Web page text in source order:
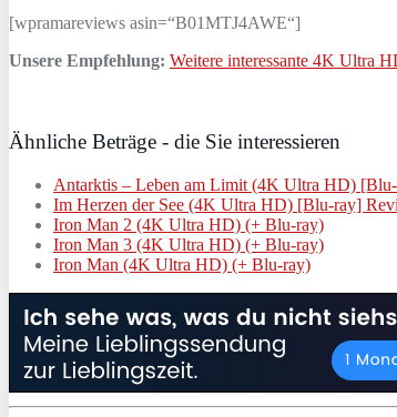
[wpramareviews asin=“B01MTJ4AWE“]
Unsere Empfehlung: Weitere interessante 4K Ultra
Ähnliche Beträge - die Sie interessieren
Antarktis – Leben am Limit (4K Ultra HD)
Im Herzen der See (4K Ultra HD) [Blu-ray]
Iron Man 2 (4K Ultra HD) (+ Blu-ray)
Iron Man 3 (4K Ultra HD) (+ Blu-ray)
Iron Man (4K Ultra HD) (+ Blu-ray)